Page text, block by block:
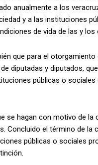
anualmente a los
y a las instituciones
de vida de las y los
que para el otorgamiento
diputadas y diputados,
públicas o
se hagan con motivo de
Concluido el término de la
públicas o sociales